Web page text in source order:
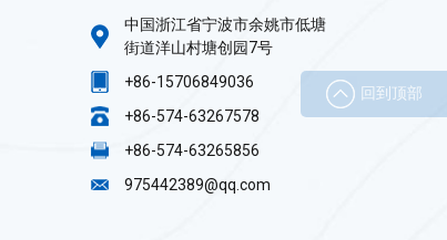
回到顶部
中国浙江省宁波市余姚市低塘
街道洋山村塘创园7号
+86-15706849036
+86-574-63267578
+86-574-63265856
975442389@qq.com